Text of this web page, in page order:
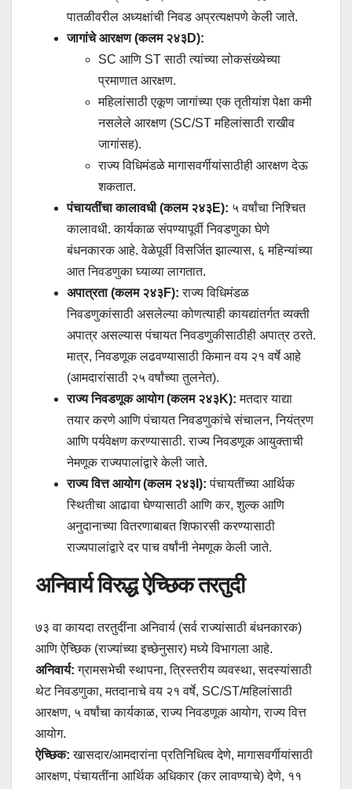
पातळीवरील अध्यक्षांची निवड अप्रत्यक्षपणे केली जाते.
जागांचे आरक्षण (कलम २४३D):
SC आणि ST साठी त्यांच्या लोकसंख्येच्या
प्रमाणात आरक्षण.
महिलांसाठी एकूण जागांच्या एक तृतीयांश पेक्षा कमी
नसलेले आरक्षण (SC/ST महिलांसाठी राखीव
जागांसह).
राज्य विधिमंडळे मागासवर्गीयांसाठीही आरक्षण देऊ
शकतात.
पंचायतींचा कालावधी (कलम २४३E): ५ वर्षांचा निश्चित
कालावधी. कार्यकाळ संपण्यापूर्वी निवडणुका घेणे
बंधनकारक आहे. वेळेपूर्वी विसर्जित झाल्यास, ६ महिन्यांच्या
आत निवडणुका घ्याव्या लागतात.
अपात्रता (कलम २४३F): राज्य विधिमंडळ
निवडणुकांसाठी असलेल्या कोणत्याही कायद्यांतर्गत व्यक्ती
अपात्र असल्यास पंचायत निवडणुकीसाठीही अपात्र ठरते.
मात्र, निवडणूक लढवण्यासाठी किमान वय २१ वर्षे आहे
(आमदारांसाठी २५ वर्षांच्या तुलनेत).
राज्य निवडणूक आयोग (कलम २४३K): मतदार याद्या
तयार करणे आणि पंचायत निवडणुकांचे संचालन, नियंत्रण
आणि पर्यवेक्षण करण्यासाठी. राज्य निवडणूक आयुक्ताची
नेमणूक राज्यपालांद्वारे केली जाते.
राज्य वित्त आयोग (कलम २४३I): पंचायतींच्या आर्थिक
स्थितीचा आढावा घेण्यासाठी आणि कर, शुल्क आणि
अनुदानाच्या वितरणाबाबत शिफारसी करण्यासाठी
राज्यपालांद्वारे दर पाच वर्षांनी नेमणूक केली जाते.
अनिवार्य विरुद्ध ऐच्छिक तरतुदी
७३ वा कायदा तरतुदींना अनिवार्य (सर्व राज्यांसाठी बंधनकारक)
आणि ऐच्छिक (राज्यांच्या इच्छेनुसार) मध्ये विभागला आहे.
अनिवार्य: ग्रामसभेची स्थापना, त्रिस्तरीय व्यवस्था, सदस्यांसाठी
थेट निवडणुका, मतदानाचे वय २१ वर्षे, SC/ST/महिलांसाठी
आरक्षण, ५ वर्षांचा कार्यकाळ, राज्य निवडणूक आयोग, राज्य वित्त
आयोग.
ऐच्छिक: खासदार/आमदारांना प्रतिनिधित्व देणे, मागासवर्गीयांसाठी
आरक्षण, पंचायतींना आर्थिक अधिकार (कर लावण्याचे) देणे, ११